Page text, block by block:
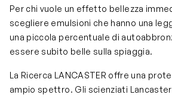
Per chi vuole un effetto bellezza
scegliere emulsioni che hanno una
una piccola percentuale di
essere subito belle sulla spiaggia.
La Ricerca LANCASTER offre una
ampio spettro. Gli scienziati